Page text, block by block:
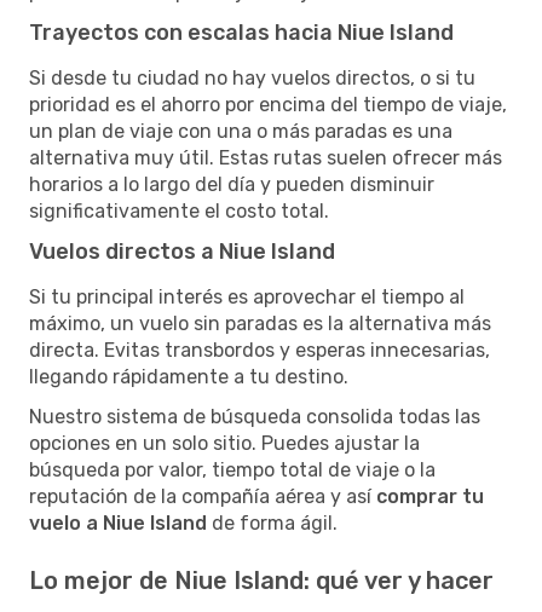
Trayectos con escalas hacia Niue Island
Si desde tu ciudad no hay vuelos directos, o si tu
prioridad es el ahorro por encima del tiempo de viaje,
un plan de viaje con una o más paradas es una
alternativa muy útil. Estas rutas suelen ofrecer más
horarios a lo largo del día y pueden disminuir
significativamente el costo total.
Vuelos directos a Niue Island
Si tu principal interés es aprovechar el tiempo al
máximo, un vuelo sin paradas es la alternativa más
directa. Evitas transbordos y esperas innecesarias,
llegando rápidamente a tu destino.
Nuestro sistema de búsqueda consolida todas las
opciones en un solo sitio. Puedes ajustar la
búsqueda por valor, tiempo total de viaje o la
reputación de la compañía aérea y así comprar tu
vuelo a Niue Island de forma ágil.
Lo mejor de Niue Island: qué ver y hacer